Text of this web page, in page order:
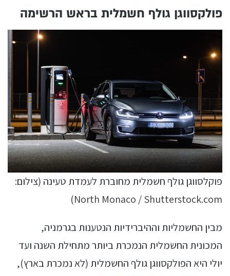
פולקסווגן גולף חשמלית בראש הרשימה
פוקלסווגן גולף חשמלית מחוברת לעמדת טעינה (צילום:
North Monaco / Shutterstock.com)
מבין החשמליות וההיברידיות הנטענות בגרמניה,
המכונית החשמלית הנמכרת ביותר מתחילת השנה ועד
יולי היא הפולקסווגן גולף החשמלית (לא נמכרת בארץ),